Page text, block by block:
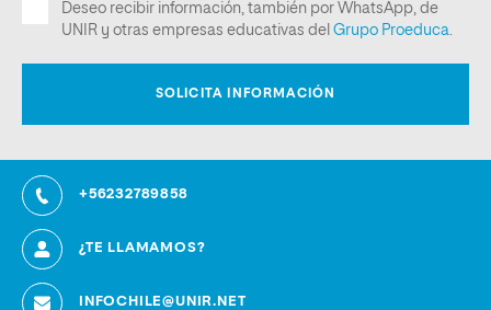
+56232789858
¿TE LLAMAMOS?
INFOCHILE@UNIR.NET